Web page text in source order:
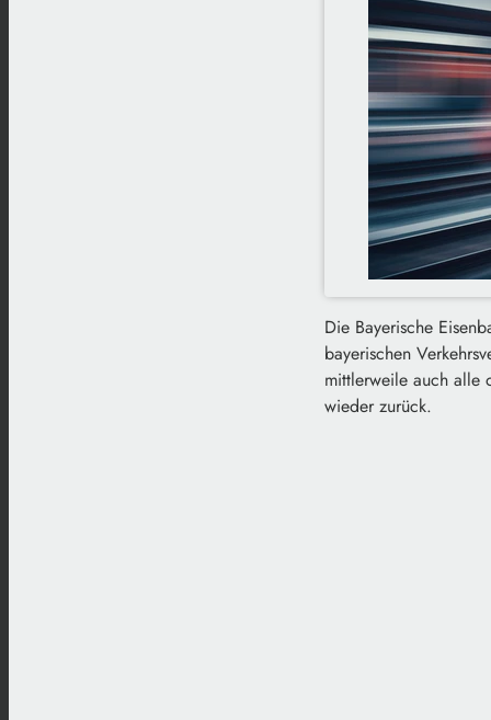
Die Bayerische
bayerischen
mittlerweile auch alle
wieder zurück.